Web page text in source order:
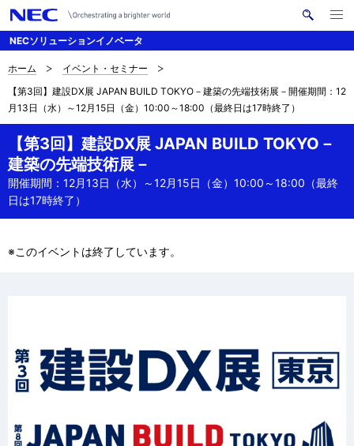
NECソリューションイノベータ
検
メ
ニ
く
ナ
ビ
ゲ
シ
ョ
ン
サ
イ
ト
内
の
現
在
ホーム
イベント・セミナー
【第3回】建設DX展 JAPAN BUILD TOKYO－建築の先端技術展－開催期間：12
月13日（水）～12月15日（金）10:00～18:00（最終日は17時終了）
【第3回】建設DX展 JAPAN BUILD TOKYO－
建築の先端技術展－
開催期間：12月13日（水）～12月15日（金）10:00～18:00（最終
日は17時終了）
※このイベントは終了しています。